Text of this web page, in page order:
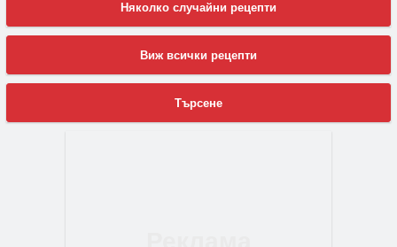
Няколко случайни рецепти
Виж всички рецепти
Търсене